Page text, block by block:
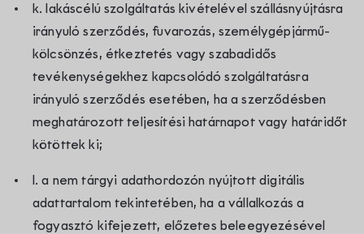
k. lakáscélú szolgáltatás kivételével szállásnyújtásra
irányuló szerződés, fuvarozás, személygépjármű-
kölcsönzés, étkeztetés vagy szabadidős
tevékenységekhez kapcsolódó szolgáltatásra
irányuló szerződés esetében, ha a szerződésben
meghatározott teljesítési határnapot vagy határidőt
kötöttek ki;
l. a nem tárgyi adathordozón nyújtott digitális
adattartalom tekintetében, ha a vállalkozás a
fogyasztó kifejezett, előzetes beleegyezésével